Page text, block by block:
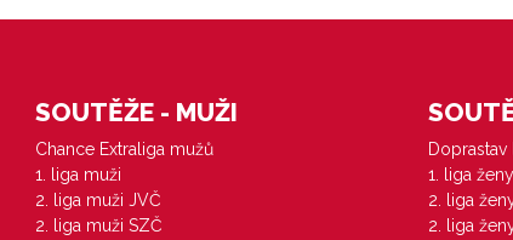
SOUTĚŽE - MUŽI
Chance Extraliga mužů
1. liga muži
2. liga muži JVČ
2. liga muži SZČ
Doprastav
1. liga ženy
2. liga
2. liga